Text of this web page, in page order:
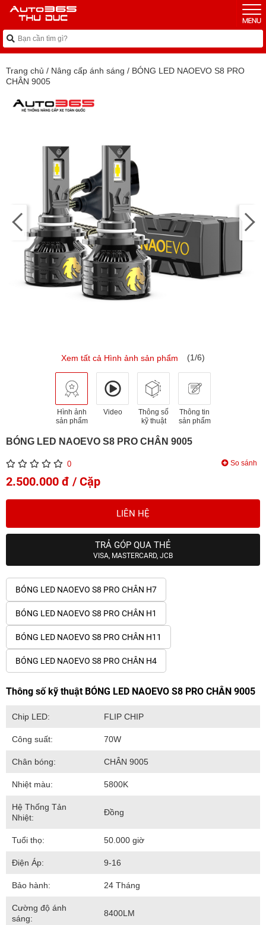
Trang chủ / Nâng cấp ánh sáng / BÓNG LED NAOEVO S8 PRO
CHÂN 9005
Xem tất cả Hình ảnh sản phẩm (1/6)
Hình ảnh
sản phẩm
Video
Thông số
kỹ thuật
Thông tin
sản phẩm
BÓNG LED NAOEVO S8 PRO CHÂN 9005
0 So sánh
2.500.000 đ / Cặp
LIÊN HỆ
TRẢ GÓP QUA THẺ
VISA, MASTERCARD, JCB
BÓNG LED NAOEVO S8 PRO CHÂN H7
BÓNG LED NAOEVO S8 PRO CHÂN H1
BÓNG LED NAOEVO S8 PRO CHÂN H11
BÓNG LED NAOEVO S8 PRO CHÂN H4
Thông số kỹ thuật BÓNG LED NAOEVO S8 PRO CHÂN 9005
Chip LED: FLIP CHIP
Công suất: 70W
Chân bóng: CHÂN 9005
Nhiệt màu: 5800K
Hệ Thống Tản
Nhiệt:
Đồng
Tuổi thọ: 50.000 giờ
Điện Áp: 9-16
Bảo hành: 24 Tháng
Cường độ ánh
sáng:
8400LM